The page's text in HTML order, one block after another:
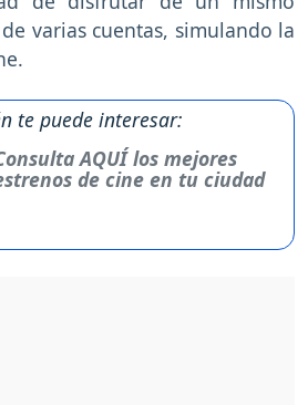
varias cuentas, simulando la
te puede interesar:
AQUÍ los mejores
de cine en tu ciudad